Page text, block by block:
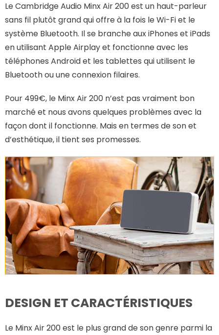
Le Cambridge Audio Minx Air 200 est un haut-parleur
sans fil plutôt grand qui offre à la fois le Wi-Fi et le
système Bluetooth. Il se branche aux iPhones et iPads
en utilisant Apple Airplay et fonctionne avec les
téléphones Android et les tablettes qui utilisent le
Bluetooth ou une connexion filaires.
Pour 499€, le Minx Air 200 n’est pas vraiment bon
marché et nous avons quelques problèmes avec la
façon dont il fonctionne. Mais en termes de son et
d’esthétique, il tient ses promesses.
DESIGN ET CARACTÉRISTIQUES
Le Minx Air 200 est le plus grand de son genre parmi la